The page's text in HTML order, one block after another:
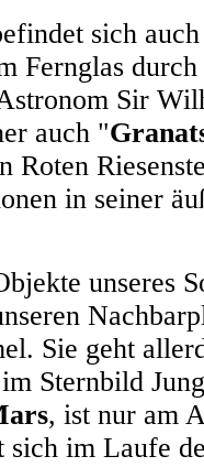
sich
Fernglas
Sir
auch "
Roten
in seiner
unseres
Sie geht
Sternbild
, ist nur am
sich im Laufe